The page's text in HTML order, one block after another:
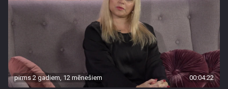
pirms 2 gadiem, 12 mēnešiem 00:04:22